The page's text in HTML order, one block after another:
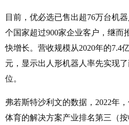
目前，优必选已售出超76万台机
个国家超过900家企业客户，继而
快增长。营收规模从2020年的7.4
元，显示出人形机器人率先实现
位。
弗若斯特沙利文的数据，2022年
体育的解决方案产业排名第三（